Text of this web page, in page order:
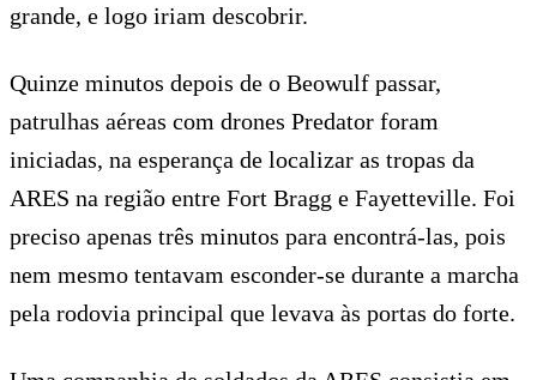
grande, e logo iriam descobrir.
Quinze minutos depois de o Beowulf passar,
patrulhas aéreas com drones Predator foram
iniciadas, na esperança de localizar as tropas da
ARES na região entre Fort Bragg e Fayetteville. Foi
preciso apenas três minutos para encontrá-las, pois
nem mesmo tentavam esconder-se durante a marcha
pela rodovia principal que levava às portas do forte.